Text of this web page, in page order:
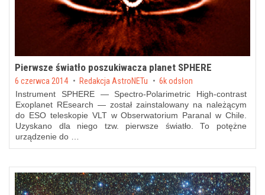
Pierwsze światło poszukiwacza planet SPHERE
Posted on
6 czerwca 2014 byRedakcja AstroNETu 6k odsłon
Instrument SPHERE — Spectro-Polarimetric High-contrast
Exoplanet REsearch — został zainstalowany na należącym
do ESO teleskopie VLT w Obserwatorium Paranal w Chile.
Uzyskano dla niego tzw. pierwsze światło. To potężne
urządzenie do …